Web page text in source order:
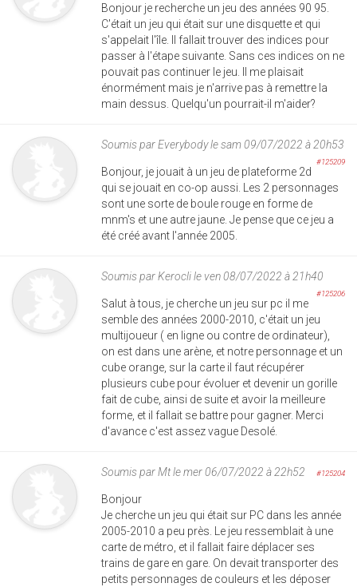
Bonjour je recherche un jeu des années 90 95.
C'était un jeu qui était sur une disquette et qui
s'appelait l'île. Il fallait trouver des indices pour
passer à l'étape suivante. Sans ces indices on ne
pouvait pas continuer le jeu. Il me plaisait
énormément mais je n'arrive pas à remettre la
main dessus. Quelqu'un pourrait-il m'aider?
Soumis parEverybodyle sam 09/07/2022 à 20h53
#125209
Bonjour, je jouait à un jeu de plateforme 2d
qui se jouait en co-op aussi. Les 2 personnages
sont une sorte de boule rouge en forme de
mnm's et une autre jaune. Je pense que ce jeu a
été créé avant l'année 2005.
Soumis parKeroclile ven 08/07/2022 à 21h40
#125206
Salut à tous, je cherche un jeu sur pc il me
semble des années 2000-2010, c'était un jeu
multijoueur ( en ligne ou contre de ordinateur),
on est dans une arène, et notre personnage et un
cube orange, sur la carte il faut récupérer
plusieurs cube pour évoluer et devenir un gorille
fait de cube, ainsi de suite et avoir la meilleure
forme, et il fallait se battre pour gagner. Merci
d'avance c'est assez vague Desolé.
Soumis parMtle mer 06/07/2022 à 22h52 #125204
Bonjour
Je cherche un jeu qui était sur PC dans les année
2005-2010 a peu près. Le jeu ressemblait à une
carte de métro, et il fallait faire déplacer ses
trains de gare en gare. On devait transporter des
petits personnages de couleurs et les déposer